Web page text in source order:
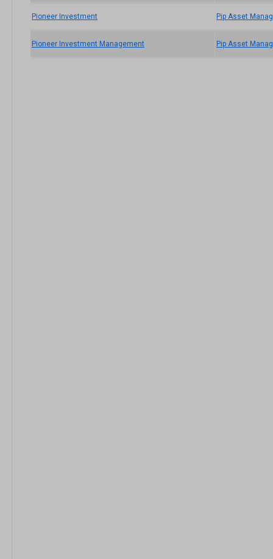
Pioneer Investment
Pioneer Investment Management
Pip Asset
Pip Asset